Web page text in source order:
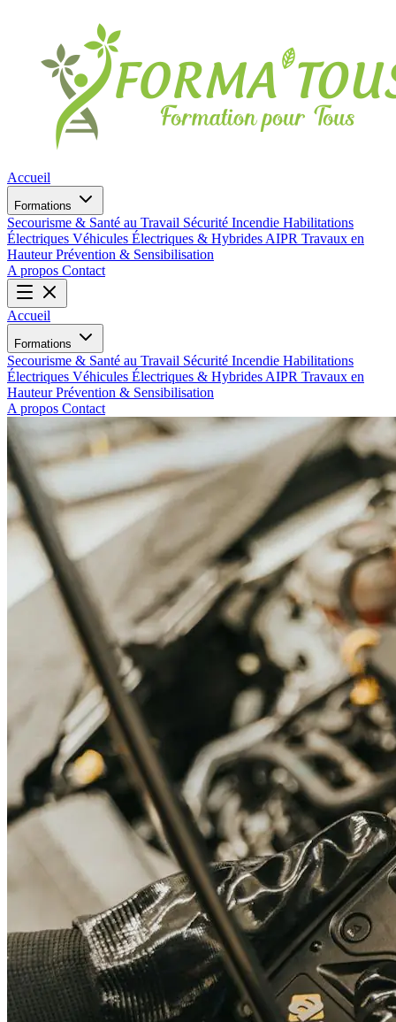
Accueil
Formations
Secourisme & Santé au Travail Sécurité Incendie Habilitations
Électriques Véhicules Électriques & Hybrides AIPR Travaux en
HauteurPrévention & Sensibilisation
A propos Contact
Accueil
Formations
Secourisme & Santé au Travail Sécurité Incendie Habilitations
Électriques Véhicules Électriques & Hybrides AIPR Travaux en
HauteurPrévention & Sensibilisation
A propos Contact